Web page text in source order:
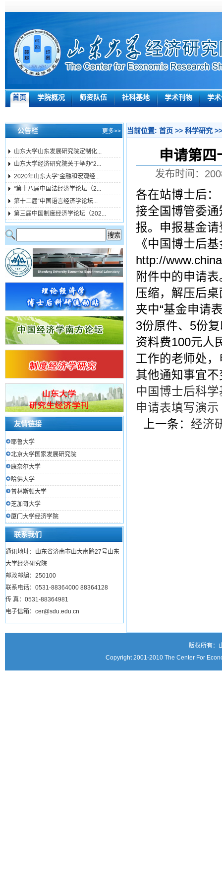
首页 学院概况 师资队伍 社科基地 学术刊物 学
公告栏 更多>>
山东大学山东发展研究院定制化...
山东大学经济研究院关于举办“2...
2020年山东大学“金融和宏观经...
“第十八届中国法经济学论坛（2...
第十二届“中国语言经济学论坛...
第三届中国制度经济学论坛（202...
友情链接
耶鲁大学
北京大学国家发展研究院
康奈尔大学
哈佛大学
普林斯顿大学
芝加哥大学
厦门大学经济学院
联系我们
通讯地址：山东省济南市山大南路27号山东
大学经济研究院
邮政邮编：250100
联系电话：0531-88364000 88364128
传 真：0531-88364981
电子信箱：cer@sdu.edu.cn
当前位置: 首页 >> 科学研究
申请第四
发布时间：
各在站博士后：
接全国博管委
报。申报基金
《中国博士后
http://
附件中的申请
压缩，解压后
夹中“基金申请
3份原件、5份
资料费100元人
工作的老师处
其他通知事宜不
中国博士后科
申请表填写演示
上一条： 经济
版权所有：
Copyright 2001-2010 The Center For